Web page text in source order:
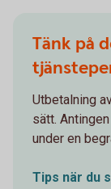
Tänk på
Utbetalning
sätt.
under en
Tips när du